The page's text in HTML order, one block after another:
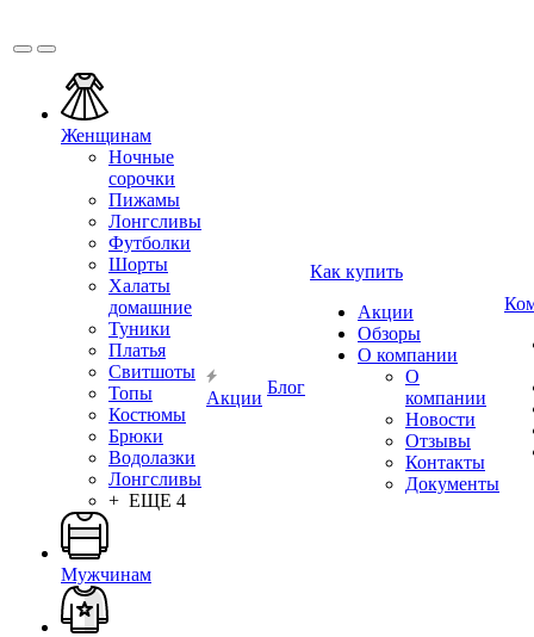
Женщинам
Ночные
сорочки
Пижамы
Лонгсливы
Футболки
Шорты
Халаты
домашние
Туники
Платья
Свитшоты
Топы
Костюмы
Брюки
Водолазки
Лонгсливы
+ ЕЩЕ 4
Мужчинам
Акции
Блог
Как купить
Акции
Обзоры
О компании
О
компании
Новости
Отзывы
Контакты
Документы